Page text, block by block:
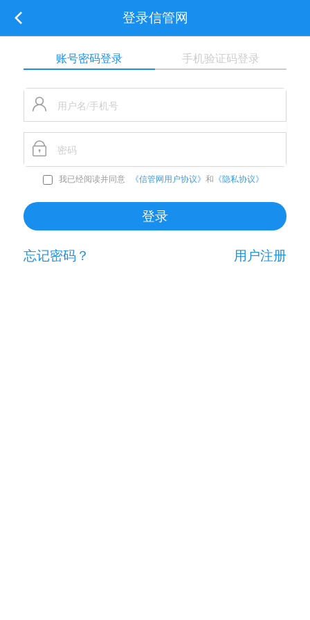
登录信管网
账号密码登录 手机验证码登录
我已经阅读并同意 《信管网用户协议》 和 《隐私协议》
忘记密码？ 用户注册